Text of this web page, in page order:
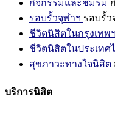
กิจกรรมและชมรม
รอบรั้วจุฬาฯ รอบรั้ว
ชีวิตนิสิตในกรุงเทพฯ
ชีวิตนิสิตในประเทศ
สุขภาวะทางใจนิสิต
บริการนิสิต